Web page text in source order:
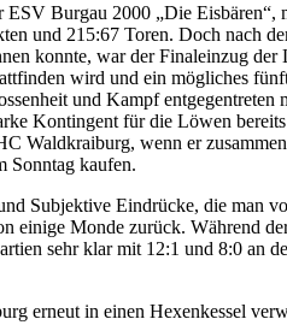
ESV Burgau 2000 „Die
und 215:67 Toren. Doch nach
konnte, war der Finaleinzug der
wird und ein mögliches
und Kampf entgegentreten
Kontingent für die Löwen
Waldkraiburg, wenn er
Sonntag kaufen.
Subjektive Eindrücke, die man
einige Monde zurück. Während
sehr klar mit 12:1 und 8:0 an
erneut in einen Hexenkessel